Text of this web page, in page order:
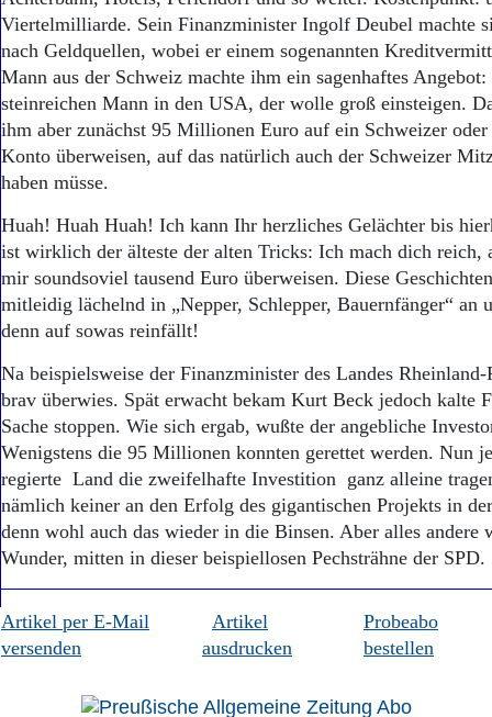
Viertelmilliarde. Sein Finanzminister Ingolf Deubel machte
nach Geldquellen, wobei er einem sogenannten
Mann aus der Schweiz machte ihm ein sagenhaftes
steinreichen Mann in den USA, der wolle groß einsteigen.
ihm aber zunächst 95 Millionen Euro auf ein Schweizer
Konto überweisen, auf das natürlich auch der Schweizer
haben müsse.
Huah! Huah Huah! Ich kann Ihr herzliches Gelächter bis
ist wirklich der älteste der alten Tricks: Ich mach dich reich,
mir soundsoviel tausend Euro überweisen. Diese
mitleidig lächelnd in „Nepper, Schlepper, Bauernfänger“ an
denn auf sowas reinfällt!
Na beispielsweise der Finanzminister des Landes
brav überwies. Spät erwacht bekam Kurt Beck jedoch kalte
Sache stoppen. Wie sich ergab, wußte der angebliche
Wenigstens die 95 Millionen konnten gerettet werden. Nun
regierte Land die zweifelhafte Investition ganz alleine
nämlich keiner an den Erfolg des gigantischen Projekts in
denn wohl auch das wieder in die Binsen. Aber alles andere
Wunder, mitten in dieser beispiellosen Pechsträhne der SPD.
Artikel per E-Mail
versenden
Artikel
ausdrucken
Probeabo
bestellen